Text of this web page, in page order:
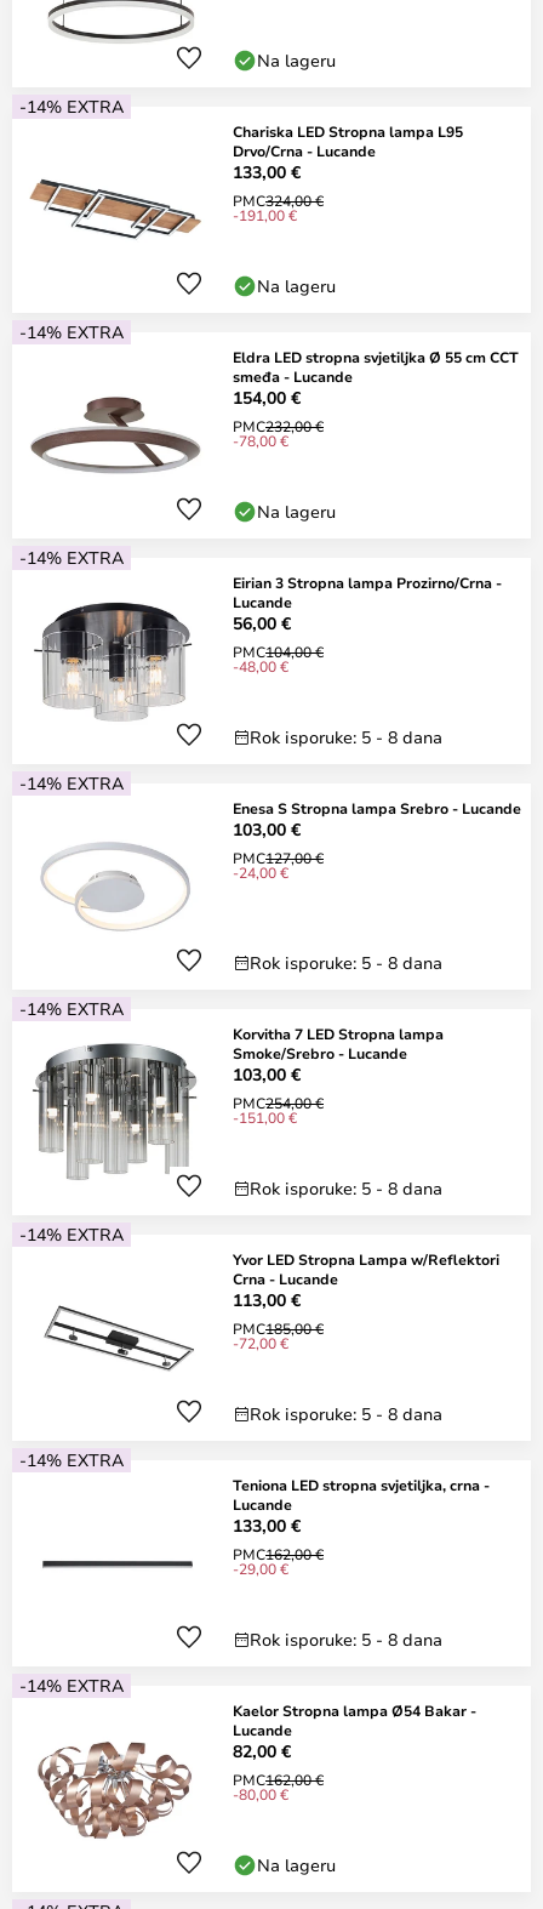
Na lageru
-14% EXTRA
Chariska LED Stropna lampa L95
Drvo/Crna - Lucande
133,00 €
PMC324,00 €
-191,00 €
Na lageru
-14% EXTRA
Eldra LED stropna svjetiljka Ø 55 cm CCT
smeđa - Lucande
154,00 €
PMC232,00 €
-78,00 €
Na lageru
-14% EXTRA
Eirian 3 Stropna lampa Prozirno/Crna -
Lucande
56,00 €
PMC104,00 €
-48,00 €
Rok isporuke: 5 - 8 dana
-14% EXTRA
Enesa S Stropna lampa Srebro - Lucande
103,00 €
PMC127,00 €
-24,00 €
Rok isporuke: 5 - 8 dana
-14% EXTRA
Korvitha 7 LED Stropna lampa
Smoke/Srebro - Lucande
103,00 €
PMC254,00 €
-151,00 €
Rok isporuke: 5 - 8 dana
-14% EXTRA
Yvor LED Stropna Lampa w/Reflektori
Crna - Lucande
113,00 €
PMC185,00 €
-72,00 €
Rok isporuke: 5 - 8 dana
-14% EXTRA
Teniona LED stropna svjetiljka, crna -
Lucande
133,00 €
PMC162,00 €
-29,00 €
Rok isporuke: 5 - 8 dana
-14% EXTRA
Kaelor Stropna lampa Ø54 Bakar -
Lucande
82,00 €
PMC162,00 €
-80,00 €
Na lageru